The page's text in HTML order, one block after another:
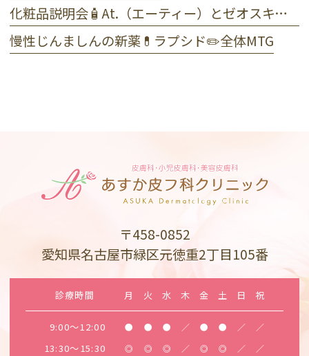
化粧品説明会🧴At.（エーティー）とゼオスキンヘルス
慢性じんましんの新薬💊ラプシド✏️全体MTG
〒458-0852
愛知県名古屋市緑区元徳重2丁目105番
診療時間 月 火 水 木 金 土 日 祝
9:00～12:00 ● ● ● ／ ● ● ／ ／
13:30～15:30 ◎ ◎ ◎ ／ ◎ ◎ ／ ／